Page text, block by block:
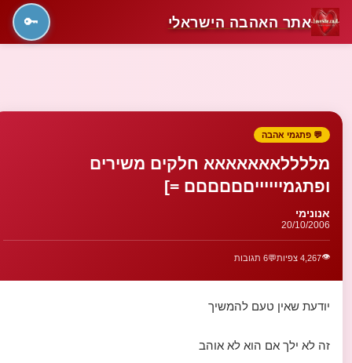
אתר האהבה הישראלי 🔑
💬 פתגמי אהבה
מללללאאאאאאא חלקים משירים
ופתגמייייייםםםםםם =]
אנונימי
20/10/2006
👁️4,267 צפיות 💬6 תגובות
יודעת שאין טעם להמשיך
זה לא ילך אם הוא לא אוהב